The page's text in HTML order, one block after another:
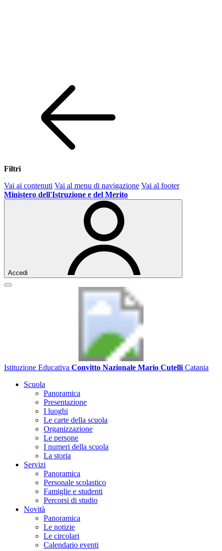
Filtri
Vai ai contenuti Vai al menu di navigazione Vai al footer
Ministero dell'Istruzione e del Merito
Accedi
Istituzione Educativa Convitto Nazionale Mario Cutelli Catania
Scuola
Panoramica
Presentazione
I luoghi
Le carte della scuola
Organizzazione
Le persone
I numeri della scuola
La storia
Servizi
Panoramica
Personale scolastico
Famiglie e studenti
Percorsi di studio
Novità
Panoramica
Le notizie
Le circolari
Calendario eventi